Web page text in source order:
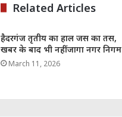
Related Articles
हैदरगंज तृतीय का हाल जस का तस,
खबर के बाद भी नहीं जागा नगर निगम
March 11, 2026